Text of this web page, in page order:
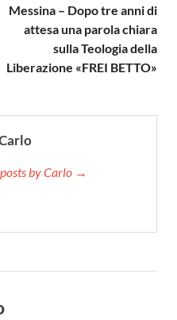
Messina – Dopo tre anni di
attesa una parola chiara
sulla Teologia della
Liberazione «FREI BETTO»
by Carlo →